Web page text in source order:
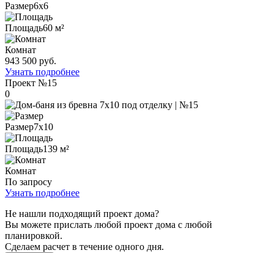
Размер6х6
Площадь60 м²
Комнат
943 500 руб.
Узнать подробнее
Проект №15
0
Размер7х10
Площадь139 м²
Комнат
По запросу
Узнать подробнее
Не нашли подходящий проект дома?
Вы можете прислать любой проект дома с любой
планировкой.
Сделаем расчет в течение одного дня.